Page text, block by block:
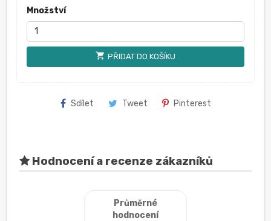
Množství
shopping_cart PŘIDAT DO KOŠÍKU
Sdílet Tweet Pinterest
Hodnocení a recenze zákazníků
Průměrné
hodnocení